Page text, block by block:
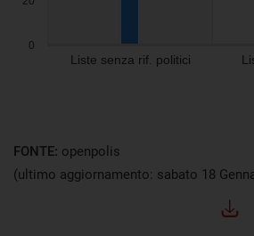
FONTE: openpolis
(ultimo aggiornamento: sabato 18